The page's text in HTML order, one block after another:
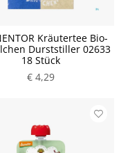
Kräutertee Bio-
Durststiller 02633
18 Stück
€ 4,29